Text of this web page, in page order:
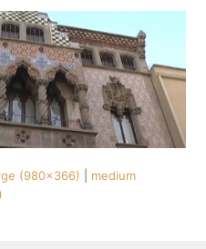
(980x366)
medium